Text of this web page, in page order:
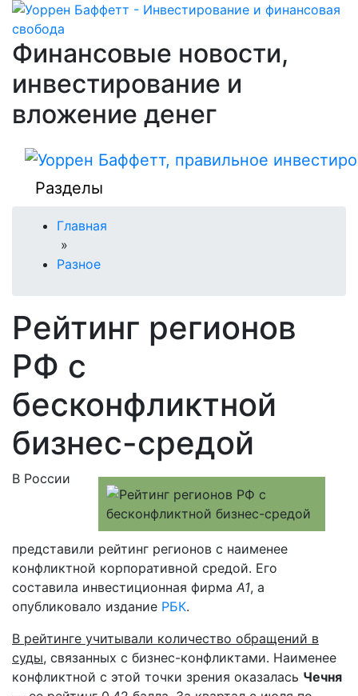
Финансовые новости,
инвестирование и
вложение денег
Разделы
Главная
»
Разное
Рейтинг регионов
РФ с
бесконфликтной
бизнес-средой
В России
представили рейтинг регионов с наименее
конфликтной корпоративной средой. Его
составила инвестиционная фирма A1, а
опубликовало издание РБК.
В рейтинге учитывали количество обращений в
суды, связанных с бизнес-конфликтами. Наименее
конфликтной с этой точки зрения оказалась Чечня